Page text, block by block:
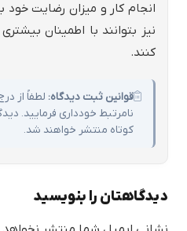
انجام کار و میزان رضایت خود
نیز بتوانند با اطمینان
کنند.
قوانین ثبت دیدگاه: لطفاً از
نامرتبط خودداری فرمایید.
کوتاه منتشر خواهند شد.
دیدگاهتان را بنویسید